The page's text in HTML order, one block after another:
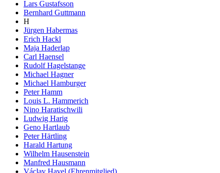
Lars Gustafsson
Bernhard Guttmann
H
Jürgen Habermas
Erich Hackl
Maja Haderlap
Carl Haensel
Rudolf Hagelstange
Michael Hagner
Michael Hamburger
Peter Hamm
Louis L. Hammerich
Nino Haratischwili
Ludwig Harig
Geno Hartlaub
Peter Härtling
Harald Hartung
Wilhelm Hausenstein
Manfred Hausmann
Václav Havel (Ehrenmitglied)